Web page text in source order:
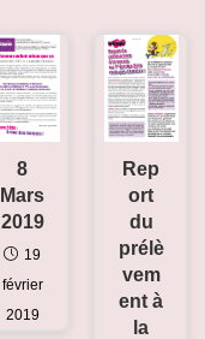
Rep
ort
du
prélè
vem
ent à
la
8
Mars
2019
19
février
2019